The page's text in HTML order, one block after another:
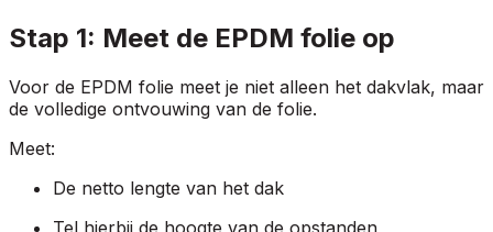
Stap 1: Meet de EPDM folie op
Voor de EPDM folie meet je niet alleen het dakvlak, maar
de volledige ontvouwing van de folie.
Meet:
De netto lengte van het dak
Tel hierbij de hoogte van de opstanden